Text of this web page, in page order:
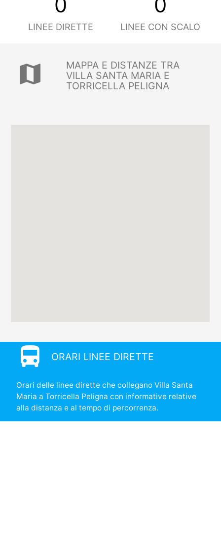
LINEE DIRETTE LINEE CON SCALO
map
MAPPA E DISTANZE TRA
VILLA SANTA MARIA E
TORRICELLA PELIGNA
directions_bus ORARI LINEE DIRETTE
Orari delle linee dirette che collegano Villa Santa
Maria a Torricella Peligna con informative relative
alla distanza e al tempo di percorrenza.